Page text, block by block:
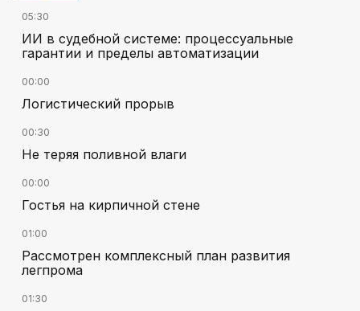
05:30
ИИ в судебной системе: процессуальные
гарантии и пределы автоматизации
00:00
Логистический прорыв
00:30
Не теряя поливной влаги
00:00
Гостья на кирпичной стене
01:00
Рассмотрен комплексный план развития
легпрома
01:30